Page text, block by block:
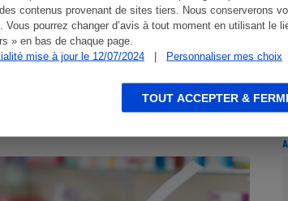
contenus provenant de sites tiers. Nous conserverons
Vous pourrez changer d’avis à tout moment en utilisant le
» en bas de chaque page.
mise à jour le 12/07/2024
| Personnaliser mes choix
TOUT ACCEPTER &